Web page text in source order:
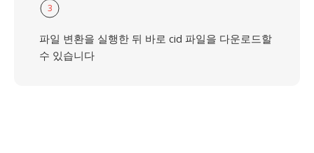
3
파일 변환을 실행한 뒤 바로 cid 파일을 다운로드할
수 있습니다